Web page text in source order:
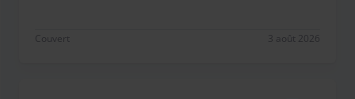
Couvert 3 août 2026